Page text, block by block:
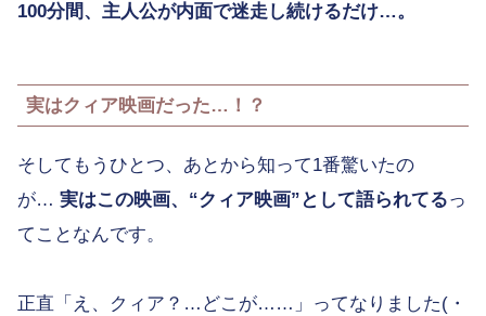
100分間、主人公が内面で迷走し続けるだけ…。
実はクィア映画だった…！？
そしてもうひとつ、あとから知って1番驚いたの
が… 実はこの映画、“クィア映画”として語られてるっ
てことなんです。
正直「え、クィア？…どこが……」ってなりました(・